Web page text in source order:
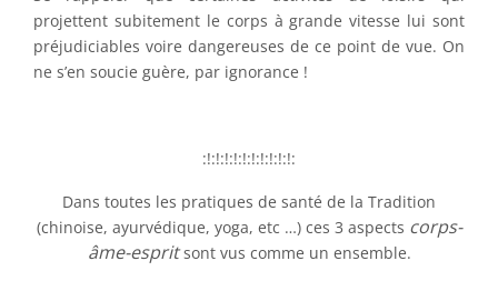
projettent subitement le corps à grande vitesse lui sont
préjudiciables voire dangereuses de ce point de vue. On
ne s’en soucie guère, par ignorance !
:!:!:!:!:!:!:!:!:!:!:
Dans toutes les pratiques de santé de la Tradition
(chinoise, ayurvédique, yoga, etc …) ces 3 aspects corps-
âme-espritsont vus comme un ensemble.